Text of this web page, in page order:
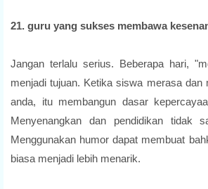
21. guru yang sukses membawa
Jangan terlalu serius. Beberapa hari,
menjadi tujuan. Ketika siswa merasa dan
anda, itu membangun dasar
Menyenangkan dan pendidikan tidak
Menggunakan humor dapat membuat
biasa menjadi lebih menarik.